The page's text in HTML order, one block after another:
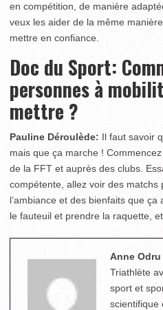
en compétition, de manière
veux les aider de la même
mettre en confiance.
Doc du Sport:
personnes à
mettre ?
Pauline Déroulède: Il faut savoir
mais que ça marche !
de la FFT et auprès des clubs.
compétente, allez voir des
l’ambiance et des bienfaits que
le fauteuil et prendre la raquette,
Anne Odru
Triathlète
sport et
scientifique